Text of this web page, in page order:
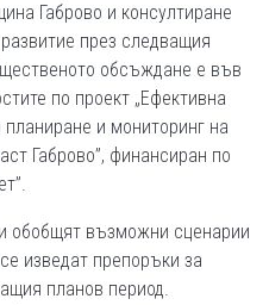
Габрово и консултиране
през следващия
обсъждане е във
по проект „Ефективна
планиране и мониторинг на
Габрово”, финансиран по
обобщят възможни сценарии
изведат препоръки за
планов период.